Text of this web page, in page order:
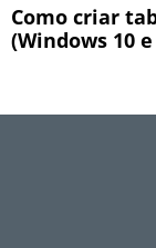
Como criar
(Windows 10 e